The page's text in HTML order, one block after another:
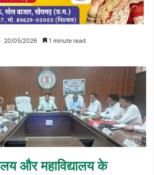
20/05/2026 1 minute read
और महाविद्यालय के